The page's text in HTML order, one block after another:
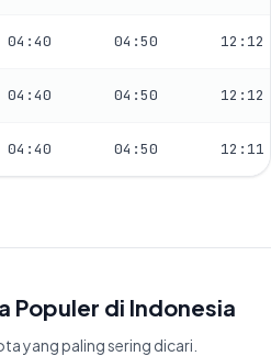
04:40 04:50 12:12
04:40 04:50 12:12
04:40 04:50 12:11
Populer di Indonesia
yang paling sering dicari.